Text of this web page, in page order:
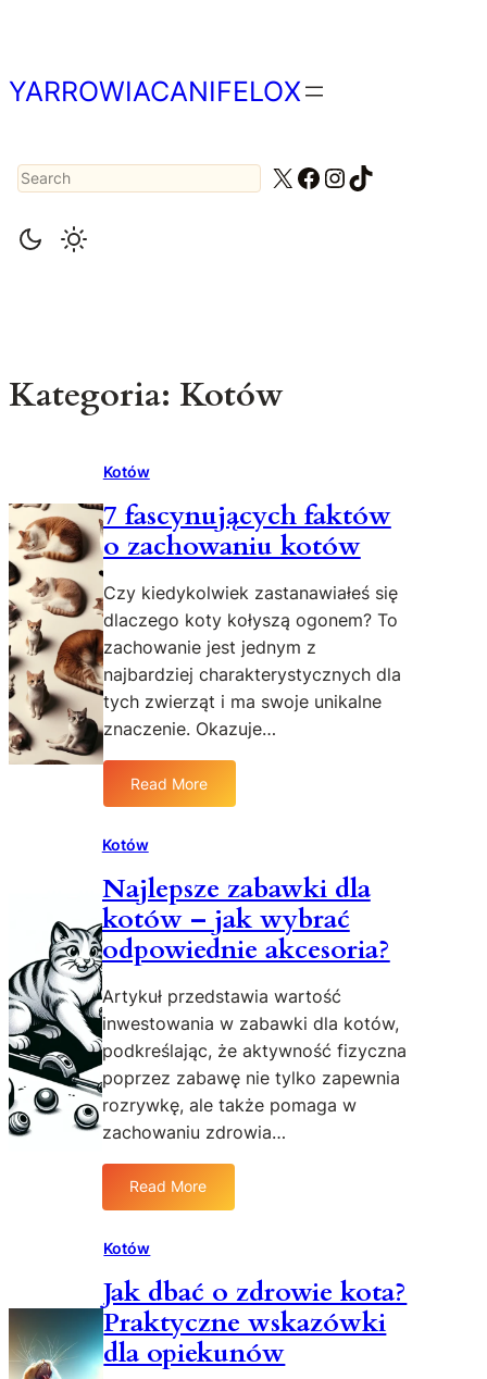
treści
YARROWIACANIFELOX
Search X Facebook
Instagram
TikTok
Kategoria: Kotów
Kotów
7 fascynujących faktów
o zachowaniu kotów
Czy kiedykolwiek zastanawiałeś się
dlaczego koty kołyszą ogonem? To
zachowanie jest jednym z
najbardziej charakterystycznych dla
tych zwierząt i ma swoje unikalne
znaczenie. Okazuje…
Read More
s
c
y
n
j
ą
c
y
c
h
a
o
z
a
c
Kotów
Najlepsze zabawki dla
kotów – jak wybrać
odpowiednie akcesoria?
Artykuł przedstawia wartość
inwestowania w zabawki dla kotów,
podkreślając, że aktywność fizyczna
poprzez zabawę nie tylko zapewnia
rozrywkę, ale także pomaga w
zachowaniu zdrowia…
Read More
l
e
p
s
Kotów
Jak dbać o zdrowie kota?
Praktyczne wskazówki
dla opiekunów